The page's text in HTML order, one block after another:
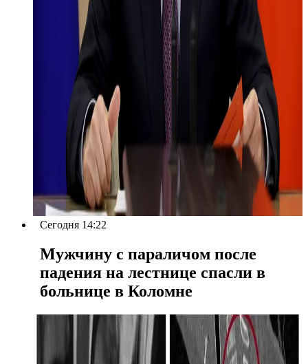
Сегодня 14:22
Мужчину с параличом после
падения на лестнице спасли в
больнице в Коломне